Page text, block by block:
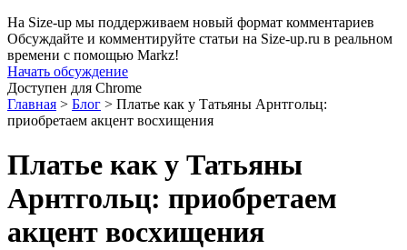
На Size-up мы поддерживаем новый формат комментариев
Обсуждайте и комментируйте статьи на Size-up.ru в реальном
времени с помощью Markz!
Начать обсуждение
Доступен для Chrome
Главная > Блог > Платье как у Татьяны Арнтгольц:
приобретаем акцент восхищения
Платье как у Татьяны
Арнтгольц: приобретаем
акцент восхищения